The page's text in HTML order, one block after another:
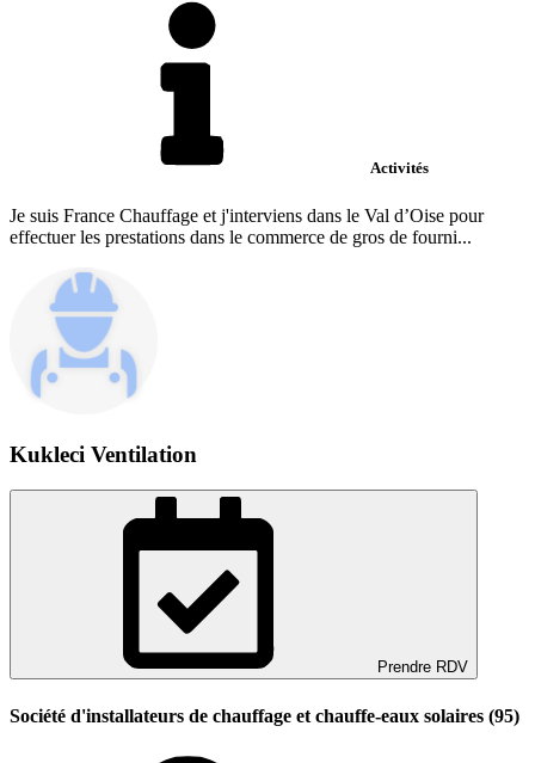
Activités
Je suis France Chauffage et j'interviens dans le Val d’Oise pour
effectuer les prestations dans le commerce de gros de fourni...
Kukleci Ventilation
Prendre RDV
Société d'installateurs de chauffage et chauffe-eaux solaires (95)